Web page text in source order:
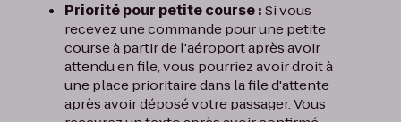
Priorité pour petite course :Si vous
recevez une commande pour une petite
course à partir de l'aéroport après avoir
attendu en file, vous pourriez avoir droit à
une place prioritaire dans la file d'attente
après avoir déposé votre passager. Vous